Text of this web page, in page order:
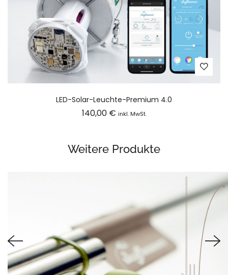
LED-Solar-Leuchte-Premium 4.0
140,00 € inkl. MwSt.
Weitere Produkte